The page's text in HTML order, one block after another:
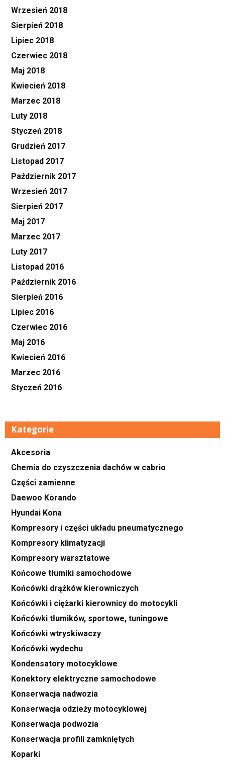
Wrzesień 2018
Sierpień 2018
Lipiec 2018
Czerwiec 2018
Maj 2018
Kwiecień 2018
Marzec 2018
Luty 2018
Styczeń 2018
Grudzień 2017
Listopad 2017
Październik 2017
Wrzesień 2017
Sierpień 2017
Maj 2017
Marzec 2017
Luty 2017
Listopad 2016
Październik 2016
Sierpień 2016
Lipiec 2016
Czerwiec 2016
Maj 2016
Kwiecień 2016
Marzec 2016
Styczeń 2016
Kategorie
Akcesoria
Chemia do czyszczenia dachów w cabrio
Części zamienne
Daewoo Korando
Hyundai Kona
Kompresory i części układu pneumatycznego
Kompresory klimatyzacji
Kompresory warsztatowe
Końcowe tłumiki samochodowe
Końcówki drążków kierowniczych
Końcówki i ciężarki kierownicy do motocykli
Końcówki tłumików, sportowe, tuningowe
Końcówki wtryskiwaczy
Końcówki wydechu
Kondensatory motocyklowe
Konektory elektryczne samochodowe
Konserwacja nadwozia
Konserwacja odzieży motocyklowej
Konserwacja podwozia
Konserwacja profili zamkniętych
Koparki